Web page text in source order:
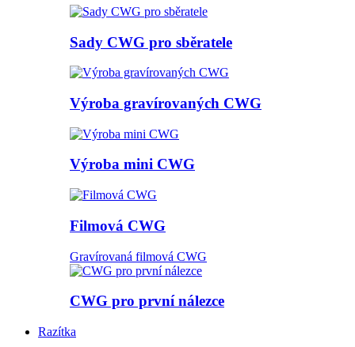
Sady CWG pro sběratele
Výroba gravírovaných CWG
Výroba mini CWG
Filmová CWG
Gravírovaná filmová CWG
CWG pro první nálezce
Razítka